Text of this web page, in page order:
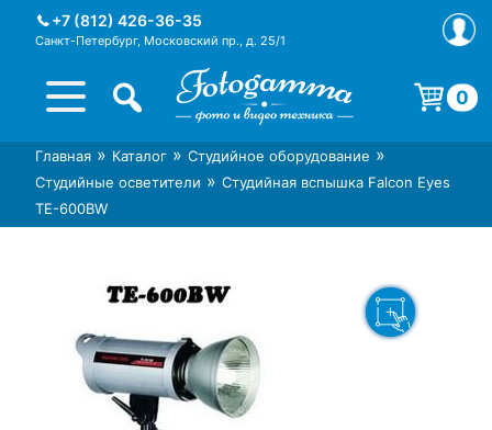
+7 (812) 426-36-35
Санкт-Петербург, Московский пр., д. 25/1
Интернет-магазин фототехники
Foto-Gamma в СПб
Магазин фотоаксессуаров foto-
gamma.ru
0
Корзина пуста.
Главная » Каталог » Студийное оборудование »
Студийные осветители » Студийная вспышка Falcon Eyes
TE-600BW